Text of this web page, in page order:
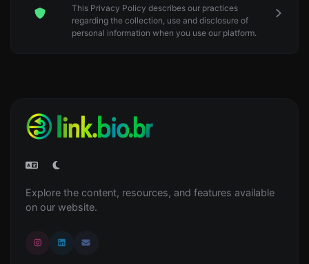
This Privacy Policy describes our practices
regarding the collection, use and disclosure of
personal information when you use our platform.
Explore the content, resources, and features available
on our website.